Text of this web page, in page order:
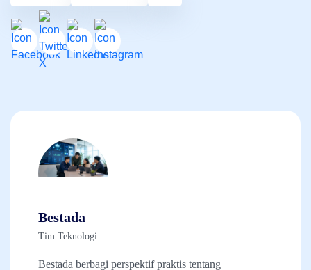
Bestada
Tim Teknologi
Bestada berbagi perspektif praktis tentang